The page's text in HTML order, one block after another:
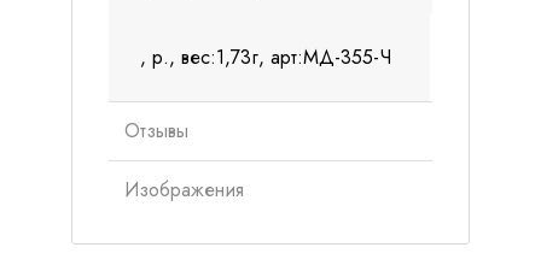
, р., вес:1,73г, арт:МД-355-Ч
Отзывы
Изображения